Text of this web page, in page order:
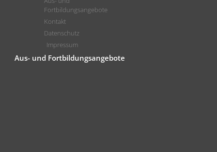
Fortbildungsangebote
Kontakt
Datenschutz
Impressum
Aus- und Fortbildungsangebote